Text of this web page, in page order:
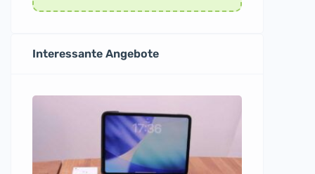
Interessante Angebote